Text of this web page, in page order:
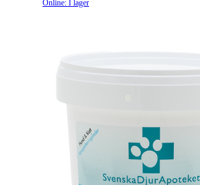
Online: I lager